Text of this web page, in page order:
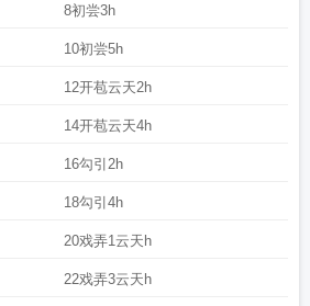
8初尝3h
10初尝5h
12开苞云天2h
14开苞云天4h
16勾引2h
18勾引4h
20戏弄1云天h
22戏弄3云天h